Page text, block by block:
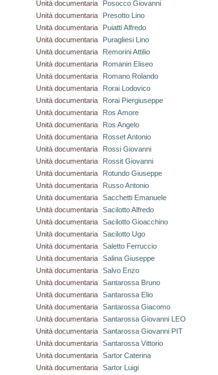
Unità documentaria
Posocco Giovanni
Unità documentaria
Presotto Lino
Unità documentaria
Puiatti Alfredo
Unità documentaria
Puragliesi Lino
Unità documentaria
Remorini Attilio
Unità documentaria
Romanin Eliseo
Unità documentaria
Romano Rolando
Unità documentaria
Rorai Lodovico
Unità documentaria
Rorai Piergiuseppe
Unità documentaria
Ros Amore
Unità documentaria
Ros Angelo
Unità documentaria
Rosset Antonio
Unità documentaria
Rossi Giovanni
Unità documentaria
Rossit Giovanni
Unità documentaria
Rotundo Giuseppe
Unità documentaria
Russo Antonio
Unità documentaria
Sacchetti Emanuele
Unità documentaria
Sacilotto Alfredo
Unità documentaria
Sacilotto Gioacchino
Unità documentaria
Sacilotto Ugo
Unità documentaria
Saletto Ferruccio
Unità documentaria
Salina Giuseppe
Unità documentaria
Salvo Enzo
Unità documentaria
Santarossa Bruno
Unità documentaria
Santarossa Elio
Unità documentaria
Santarossa Giacomo
Unità documentaria
Santarossa Giovanni LEO
Unità documentaria
Santarossa Giovanni PIT
Unità documentaria
Santarossa Vittorio
Unità documentaria
Sartor Caterina
Unità documentaria
Sartor Luigi